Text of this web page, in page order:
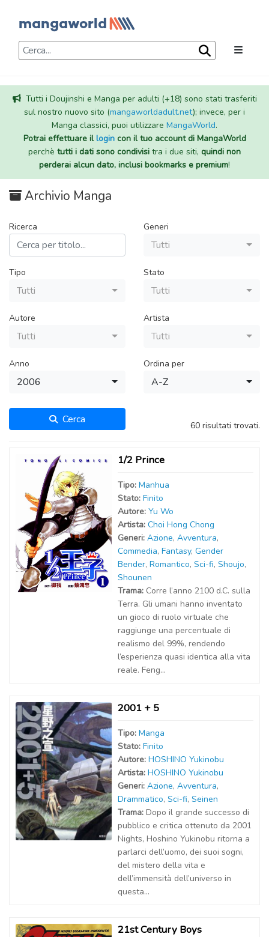
Tutti i Doujinshi e Manga per adulti (+18) sono stati trasferiti
sul nostro nuovo sito (mangaworldadult.net); invece, per i
Manga classici, puoi utilizzare MangaWorld.
Potrai effettuare illogincon il tuo account di MangaWorld
perchè tutti i dati sono condivisi tra i due siti, quindi non
perderai alcun dato, inclusi bookmarks e premium!
Archivio Manga
Ricerca Generi
Tutti
Tipo
Tutti
Stato
Tutti
Autore
Tutti
Artista
Tutti
Anno
2006
Ordina per
A-Z
Cerca 60 risultati trovati.
1/2 Prince
Tipo: Manhua
Stato: Finito
Autore: Yu Wo
Artista: Choi Hong Chong
Generi: Azione, Avventura,
Commedia, Fantasy, Gender
Bender, Romantico, Sci-fi, Shoujo,
Shounen
Trama: Corre l’anno 2100 d.C. sulla
Terra. Gli umani hanno inventato
un gioco di ruolo virtuale che
raggiunge una percentuale di
realismo del 99%, rendendo
l’esperienza quasi identica alla vita
reale. Feng...
2001 + 5
Tipo: Manga
Stato: Finito
Autore: HOSHINO Yukinobu
Artista: HOSHINO Yukinobu
Generi: Azione, Avventura,
Drammatico, Sci-fi, Seinen
Trama: Dopo il grande successo di
pubblico e critica ottenuto da 2001
Nights, Hoshino Yukinobu ritorna a
parlarci dell’uomo, dei suoi sogni,
del mistero della vita e
dell’immensità dell’universo in
questa...
21st Century Boys